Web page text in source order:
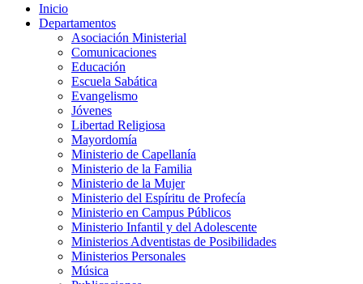
Inicio
Departamentos
Asociación Ministerial
Comunicaciones
Educación
Escuela Sabática
Evangelismo
Jóvenes
Libertad Religiosa
Mayordomía
Ministerio de Capellanía
Ministerio de la Familia
Ministerio de la Mujer
Ministerio del Espíritu de Profecía
Ministerio en Campus Públicos
Ministerio Infantil y del Adolescente
Ministerios Adventistas de Posibilidades
Ministerios Personales
Música